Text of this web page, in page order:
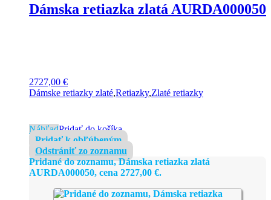
Dámska retiazka zlatá AURDA000050
2727,00 €
Dámske retiazky zlaté,Retiazky,Zlaté retiazky
NáhľadPridať do košíka
Pridať k obľúbeným
Odstrániť zo zoznamu
Pridané do zoznamu, Dámska retiazka zlatá
AURDA000050, cena 2727,00 €.